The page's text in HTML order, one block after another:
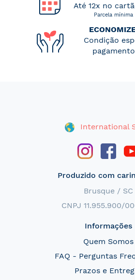
Até 12x no
Parcela mínima
Condição
International
Produzido com
Brusque / SC
CNPJ 11.955.900/
Informações
Quem Somos
FAQ - Perguntas
Prazos e